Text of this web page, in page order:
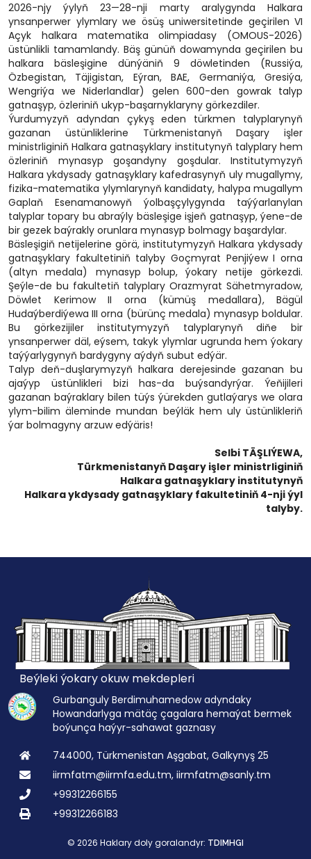
2026-njy ýylyň 23—28-nji marty aralygynda Halkara
ynsanperwer ylymlary we ösüş uniwersitetinde geçirilen VI
Açyk halkara matematika olimpiadasy (OMOUS-2026)
üstünlikli tamamlandy. Bäş günüň dowamynda geçirilen bu
halkara bäsleşigine dünýäniň 9 döwletinden (Russiýa,
Özbegistan, Täjigistan, Eýran, BAE, Germaniýa, Gresiýa,
Wengriýa we Niderlandlar) gelen 600-den gowrak talyp
gatnaşyp, özleriniň ukyp-başarnyklaryny görkezdiler.
Ýurdumyzyň adyndan çykyş eden türkmen talyplarynyň
gazanan üstünliklerine Türkmenistanyň Daşary işler
ministrliginiň Halkara gatnaşyklary institutynyň talyplary hem
özleriniň mynasyp goşandyny goşdular. Institutymyzyň
Halkara ykdysady gatnaşyklary kafedrasynyň uly mugallymy,
fizika-matematika ylymlarynyň kandidaty, halypa mugallym
Gaplaň Esenamanowyň ýolbaşçylygynda taýýarlanylan
talyplar topary bu abraýly bäsleşige işjeň gatnaşyp, ýene-de
bir gezek baýrakly orunlara mynasyp bolmagy başardylar.
Bäsleşigiň netijelerine görä, institutymyzyň Halkara ykdysady
gatnaşyklary fakultetiniň talyby Goçmyrat Penjiýew I orna
(altyn medala) mynasyp bolup, ýokary netije görkezdi.
Şeýle-de bu fakultetiň talyplary Orazmyrat Sähetmyradow,
Döwlet Kerimow II orna (kümüş medallara), Bägül
Hudaýberdiýewa III orna (bürünç medala) mynasyp boldular.
Bu görkezijiler institutymyzyň talyplarynyň diňe bir
ynsanperwer däl, eýsem, takyk ylymlar ugrunda hem ýokary
taýýarlygynyň bardygyny aýdyň subut edýär.
Talyp deň-duşlarymyzyň halkara derejesinde gazanan bu
ajaýyp üstünlikleri bizi has-da buýsandyrýar. Ýeňijileri
gazanan baýraklary bilen tüýs ýürekden gutlaýarys we olara
ylym-bilim äleminde mundan beýläk hem uly üstünlikleriň
ýar bolmagyny arzuw edýäris!
Selbi TÄŞLIÝEWA,
Türkmenistanyň Daşary işler ministrliginiň
Halkara gatnaşyklary institutynyň
Halkara ykdysady gatnaşyklary fakultetiniň 4-nji ýyl
talyby.
Beýleki ýokary okuw mekdepleri
Gurbanguly Berdimuhamedow adyndaky
Howandarlyga mätäç çagalara hemaýat bermek
boýunça haýyr-sahawat gaznasy
744000, Türkmenistan Aşgabat, Galkynyş 25
iirmfatm@iirmfa.edu.tm, iirmfatm@sanly.tm
+99312266155
+99312266183
© 2026 Haklary doly goralandyr: TDIMHGI